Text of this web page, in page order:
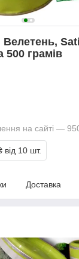
500 грамів
на сайті —
від 10 шт.
Доставка